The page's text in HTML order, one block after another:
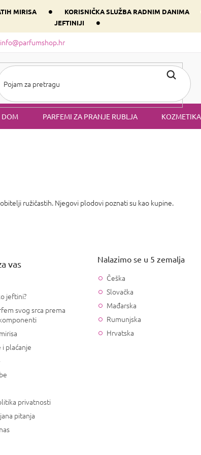
MIRISA • KORISNIČKA SLUŽBA RADNIM DANIMA
JEFTINIJI
•
info@parfumshop.hr
srca prema dominantnoj komponenti
DOM PARFEMI ZA PRANJE RUBLJA KOZMETIKA
ružičastih. Njegovi plodovi poznati su kao kupine.
vas
jeftini?
svog srca prema
i plaćanje
privatnosti
pitanja
Nalazimo se u 5 zemalja
Češka
Slovačka
Mađarska
Rumunjska
Hrvatska